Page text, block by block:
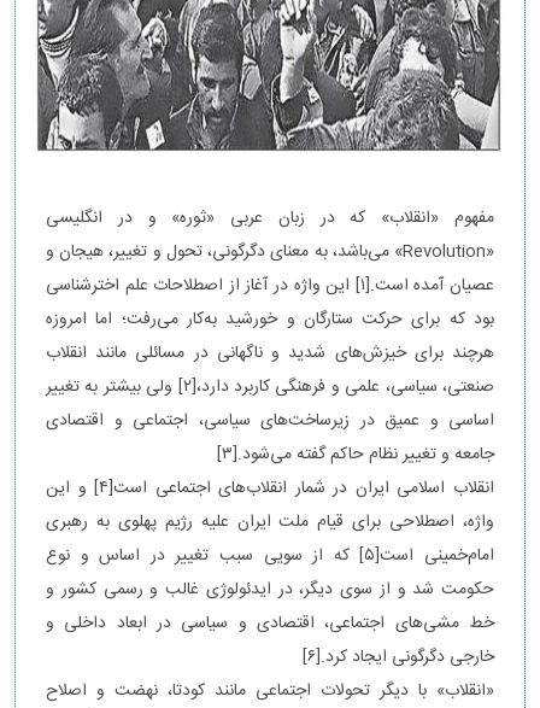
مفهوم «انقلاب» که در زبان عربی «ثوره» و در انگلیسی
«Revolution» می‌باشد، به معنای دگرگونی، تحول و تغییر، هیجان و
عصیان آمده است.[۱] این واژه در آغاز از اصطلاحات علم اخترشناسی
بود که برای حرکت ستارگان و خورشید به‌کار می‌رفت؛ اما امروزه
هرچند برای خیزش‌های شدید و ناگهانی در مسائلی مانند انقلاب
صنعتی، سیاسی، علمی و فرهنگی کاربرد دارد،[۲] ولی بیشتر به تغییر
اساسی و عمیق در زیرساخت‌های سیاسی، اجتماعی و اقتصادی
جامعه و تغییر نظام حاکم گفته می‌شود.[۳]
انقلاب اسلامی ایران در شمار انقلاب‌های اجتماعی است[۴] و این
واژه، اصطلاحی برای قیام ملت ایران علیه رژیم پهلوی به رهبری
امام‌خمینی است[۵] که از سویی سبب تغییر در اساس و نوع
حکومت شد و از سوی دیگر، در ایدئولوژی غالب و رسمی کشور و
خط مشی‌های اجتماعی، اقتصادی و سیاسی در ابعاد داخلی و
خارجی دگرگونی ایجاد کرد.[۶]
«انقلاب» با دیگر تحولات اجتماعی مانند کودتا، نهضت و اصلاح